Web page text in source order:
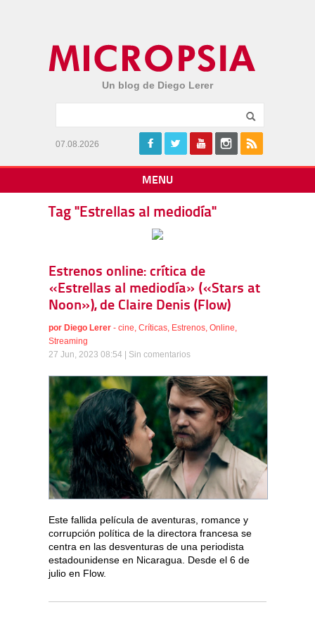
Un blog de Diego Lerer
07.08.2026
MENU
Tag "Estrellas al mediodía"
Estrenos online: crítica de
«Estrellas al mediodía» («Stars at
Noon»), de Claire Denis (Flow)
por Diego Lerer - cine, Críticas, Estrenos, Online,
Streaming
27 Jun, 2023 08:54 | Sin comentarios
Este fallida película de aventuras, romance y
corrupción política de la directora francesa se
centra en las desventuras de una periodista
estadounidense en Nicaragua. Desde el 6 de
julio en Flow.